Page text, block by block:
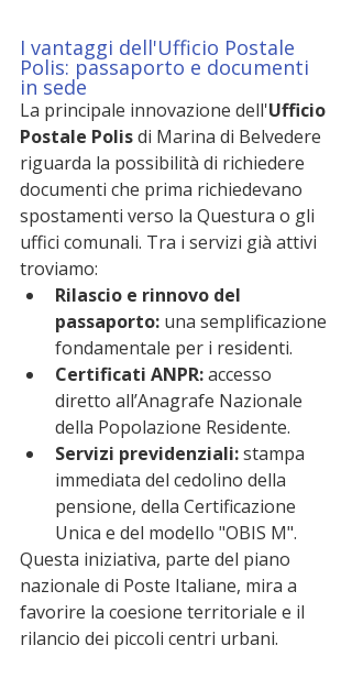
I vantaggi dell'Ufficio Postale
Polis: passaporto e documenti
in sede
La principale innovazione dell'Ufficio
Postale Polis di Marina di Belvedere
riguarda la possibilità di richiedere
documenti che prima richiedevano
spostamenti verso la Questura o gli
uffici comunali. Tra i servizi già attivi
troviamo:
Rilascio e rinnovo del
passaporto: una semplificazione
fondamentale per i residenti.
Certificati ANPR: accesso
diretto all’Anagrafe Nazionale
della Popolazione Residente.
Servizi previdenziali: stampa
immediata del cedolino della
pensione, della Certificazione
Unica e del modello "OBIS M".
Questa iniziativa, parte del piano
nazionale di Poste Italiane, mira a
favorire la coesione territoriale e il
rilancio dei piccoli centri urbani.